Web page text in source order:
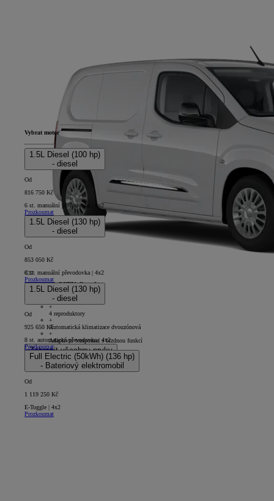
PROACE CITY Comfort
5D - Panel Van Short
+
4 reproduktory
+
Automatická klimatizace dvouzónová
+
Adaptivní tempomat s brzdnou funkcí
Zobrazit všechny prvky
Vybrat motor
1.5L Diesel (100 hp)
- diesel
Od
816 750 Kč
6 st. manuální převodovka | 4x2
Prozkoumat
1.5L Diesel (130 hp)
- diesel
Od
853 050 Kč
6 st. manuální převodovka | 4x2
Prozkoumat
1.5L Diesel (130 hp)
- diesel
Od
925 650 Kč
8 st. automatická převodovka | 4x2
Prozkoumat
Full Electric (50kWh) (136 hp)
- Bateriový elektromobil
Od
1 119 250 Kč
E-Toggle | 4x2
Prozkoumat